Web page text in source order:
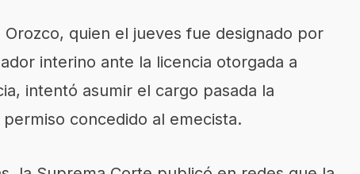
quien el jueves fue designado por
interino ante la licencia otorgada a
intentó asumir el cargo pasada la
concedido al emecista.